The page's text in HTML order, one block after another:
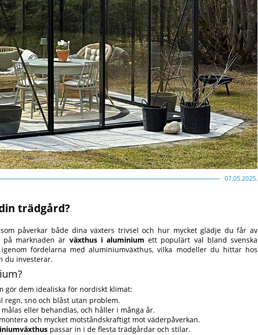
07.05.2025.
trädgård?
påverkar både dina växters trivsel och hur mycket glädje du får av
på marknaden är växthus i aluminium ett populärt val bland svenska
fördelarna med aluminiumväxthus, vilka modeller du hittar hos
du investerar.
gör dem idealiska för nordiskt klimat:
snö och blåst utan problem.
eller behandlas, och håller i många år.
och mycket motståndskraftigt mot väderpåverkan.
passar in i de flesta trädgårdar och stilar.